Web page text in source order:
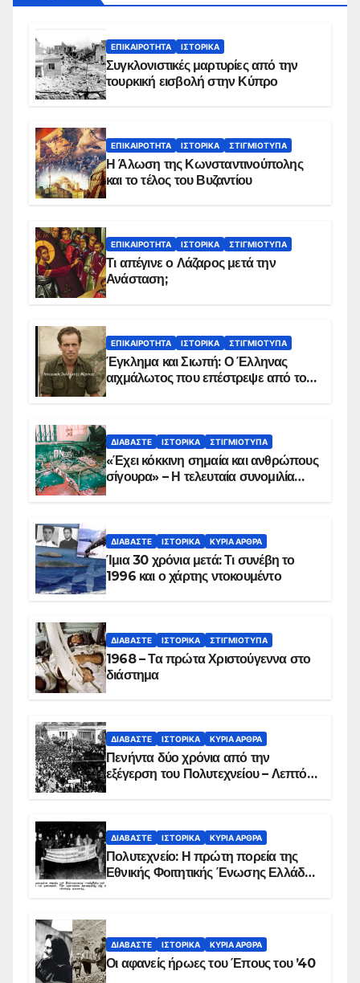
ΕΠΙΚΑΙΡΌΤΗΤΑ ΙΣΤΟΡΙΚΆ
Συγκλονιστικές μαρτυρίες από την
τουρκική εισβολή στην Κύπρο
ΕΠΙΚΑΙΡΌΤΗΤΑ ΙΣΤΟΡΙΚΆ ΣΤΙΓΜΙΌΤΥΠΑ
Η Άλωση της Κωνσταντινούπολης
και το τέλος του Βυζαντίου
ΕΠΙΚΑΙΡΌΤΗΤΑ ΙΣΤΟΡΙΚΆ ΣΤΙΓΜΙΌΤΥΠΑ
Τι απέγινε ο Λάζαρος μετά την
Ανάσταση;
ΕΠΙΚΑΙΡΌΤΗΤΑ ΙΣΤΟΡΙΚΆ ΣΤΙΓΜΙΌΤΥΠΑ
Έγκλημα και Σιωπή: Ο Έλληνας
αιχμάλωτος που επέστρεψε από το
ΔΙΑΒΆΣΤΕ ΙΣΤΟΡΙΚΆ ΣΤΙΓΜΙΌΤΥΠΑ
«Έχει κόκκινη σημαία και ανθρώπους
σίγουρα» – Η τελευταία συνομιλία
ΔΙΑΒΆΣΤΕ ΙΣΤΟΡΙΚΆ ΚΥΡΙΑ ΑΡΘΡΑ
Ίμια 30 χρόνια μετά: Τι συνέβη το
1996 και ο χάρτης ντοκουμέντο
ΔΙΑΒΆΣΤΕ ΙΣΤΟΡΙΚΆ ΣΤΙΓΜΙΌΤΥΠΑ
1968 – Τα πρώτα Χριστούγεννα στο
διάστημα
ΔΙΑΒΆΣΤΕ ΙΣΤΟΡΙΚΆ ΚΥΡΙΑ ΑΡΘΡΑ
Πενήντα δύο χρόνια από την
εξέγερση του Πολυτεχνείου – Λεπτό
ΔΙΑΒΆΣΤΕ ΙΣΤΟΡΙΚΆ ΚΥΡΙΑ ΑΡΘΡΑ
Πολυτεχνείο: Η πρώτη πορεία της
Εθνικής Φοιτητικής Ένωσης Ελλάδος
ΔΙΑΒΆΣΤΕ ΙΣΤΟΡΙΚΆ ΚΥΡΙΑ ΑΡΘΡΑ
Οι αφανείς ήρωες του Έπους του ’40